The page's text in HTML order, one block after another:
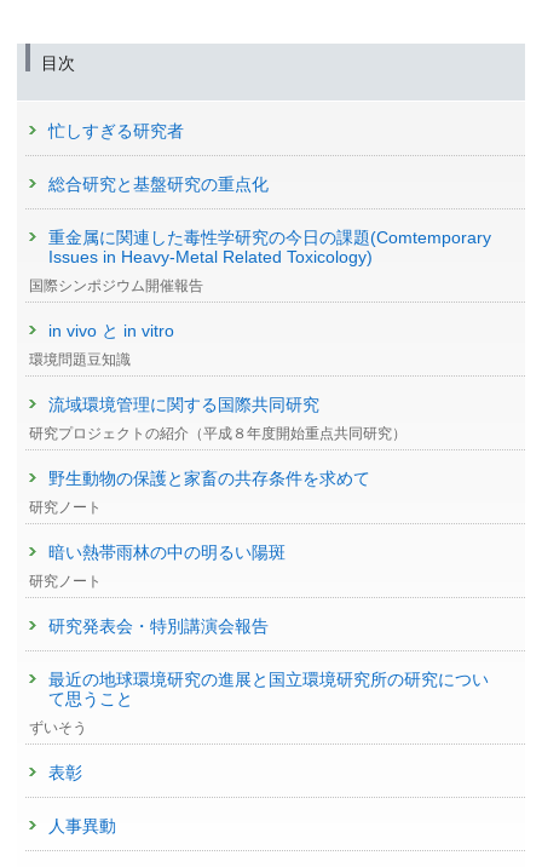
目次
忙しすぎる研究者
総合研究と基盤研究の重点化
重金属に関連した毒性学研究の今日の課題(Comtemporary
Issues in Heavy-Metal Related Toxicology)
国際シンポジウム開催報告
in vivo と in vitro
環境問題豆知識
流域環境管理に関する国際共同研究
研究プロジェクトの紹介（平成８年度開始重点共同研究）
野生動物の保護と家畜の共存条件を求めて
研究ノート
暗い熱帯雨林の中の明るい陽斑
研究ノート
研究発表会・特別講演会報告
最近の地球環境研究の進展と国立環境研究所の研究につい
て思うこと
ずいそう
表彰
人事異動